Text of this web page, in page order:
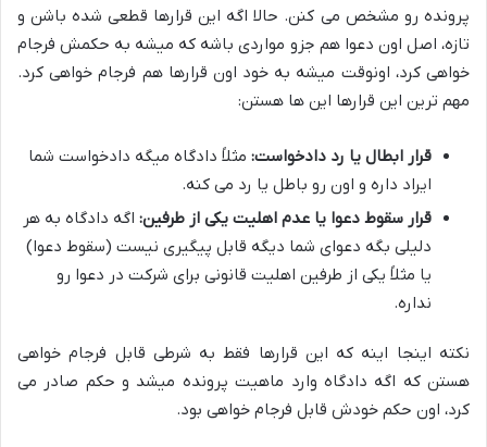
پرونده رو مشخص می کنن. حالا اگه این قرارها قطعی شده باشن و
تازه، اصل اون دعوا هم جزو مواردی باشه که میشه به حکمش فرجام
خواهی کرد، اونوقت میشه به خود اون قرارها هم فرجام خواهی کرد.
مهم ترین این قرارها این ها هستن:
قرار ابطال یا رد دادخواست: مثلاً دادگاه میگه دادخواست شما
ایراد داره و اون رو باطل یا رد می کنه.
قرار سقوط دعوا یا عدم اهلیت یکی از طرفین: اگه دادگاه به هر
دلیلی بگه دعوای شما دیگه قابل پیگیری نیست (سقوط دعوا)
یا مثلاً یکی از طرفین اهلیت قانونی برای شرکت در دعوا رو
نداره.
نکته اینجا اینه که این قرارها فقط به شرطی قابل فرجام خواهی
هستن که اگه دادگاه وارد ماهیت پرونده میشد و حکم صادر می
کرد، اون حکم خودش قابل فرجام خواهی بود.